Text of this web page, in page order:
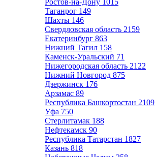
Ростов-на-Дону 1015
Таганрог 149
Шахты 146
Свердловская область 2159
Екатеринбург 863
Нижний Тагил 158
Каменск-Уральский 71
Нижегородская область 2122
Нижний Новгород 875
Дзержинск 176
Арзамас 89
Республика Башкортостан 2109
Уфа 750
Стерлитамак 188
Нефтекамск 90
Республика Татарстан 1827
Казань 818